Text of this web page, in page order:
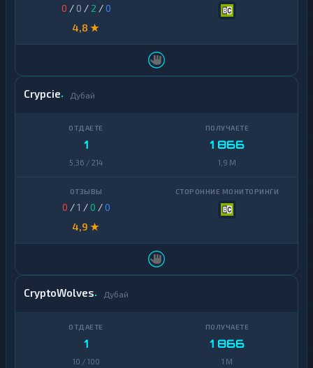
0 / 0 / 2 /0
4,8 ★
Crypcie Дубай
1
5,36 / 214
1 866
1,9 M
0 /1 /0 /0
4,9 ★
CryptoWolves Дубай
1
10 / 100
1 866
1 M